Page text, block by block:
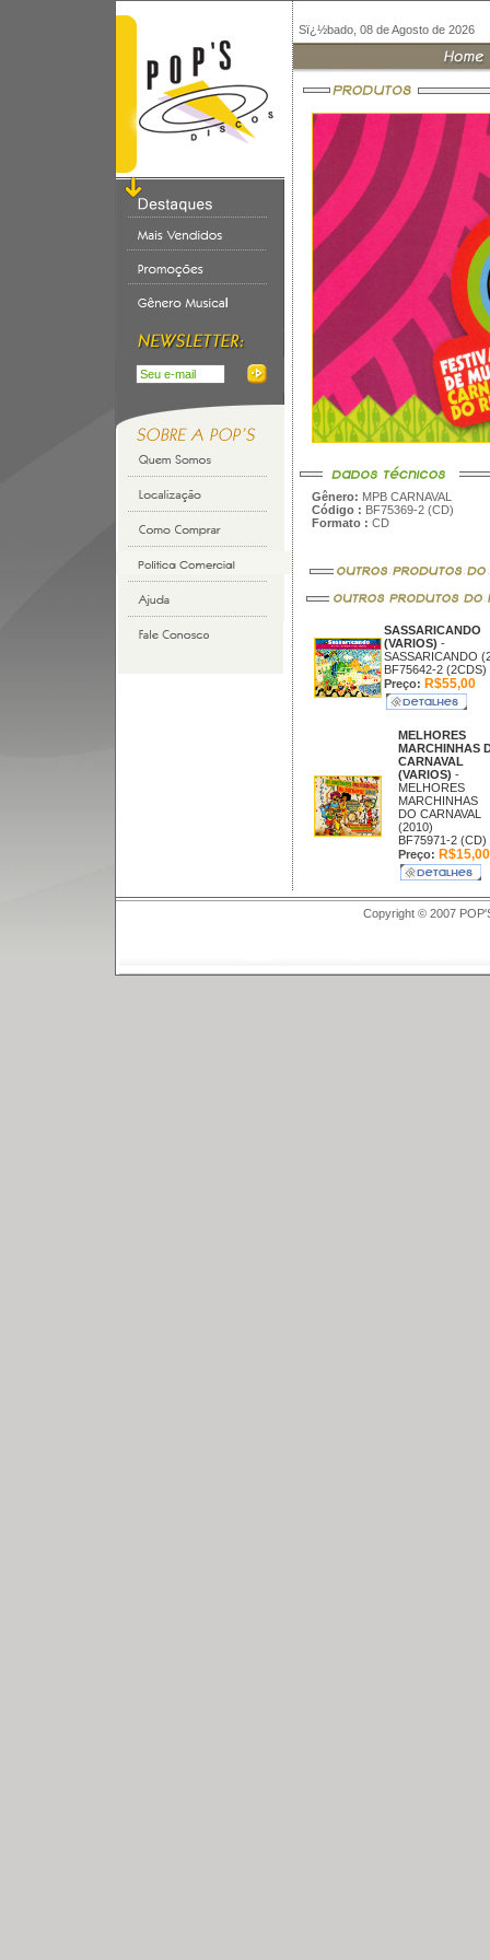
Sï¿½bado, 08 de Agosto de 2026
Gênero: MPB CARNAVAL
Código : BF75369-2 (CD)
Formato : CD
SASSARICANDO
(VARIOS) -
SASSARICANDO
BF75642-2 (2CDS)
Preço: R$55,00
MELHORES
MARCHINHAS
CARNAVAL
(VARIOS) -
MELHORES
MARCHINHAS
DO CARNAVAL
(2010)
BF75971-2 (CD)
Preço: R$15,00
Copyright © 2007